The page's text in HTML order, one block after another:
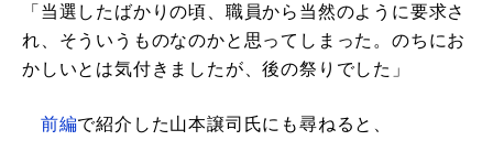
「当選したばかりの頃、職員から当然のように要求さ
れ、そういうものなのかと思ってしまった。のちにお
かしいとは気付きましたが、後の祭りでした」
前編で紹介した山本譲司氏にも尋ねると、